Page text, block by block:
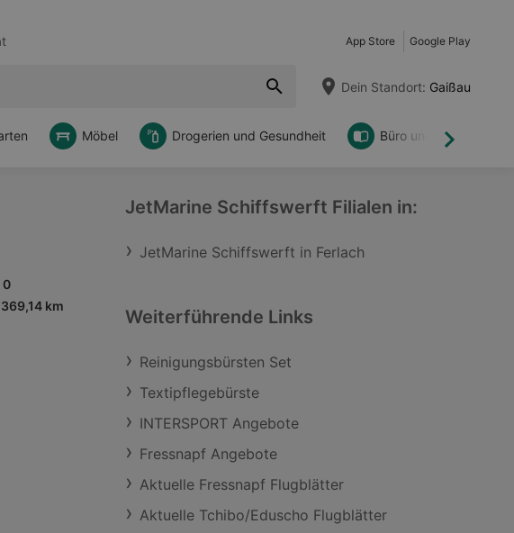
App Store Google Play
Dein Standort: Gaißau
Weiter
Möbel Drogerien und Gesundheit Büro und DIY
0
369,14 km
JetMarine Schiffswerft Filialen in:
JetMarine Schiffswerft in Ferlach
Weiterführende Links
Reinigungsbürsten Set
Textipflegebürste
INTERSPORT Angebote
Fressnapf Angebote
Aktuelle Fressnapf Flugblätter
Aktuelle Tchibo/Eduscho Flugblätter